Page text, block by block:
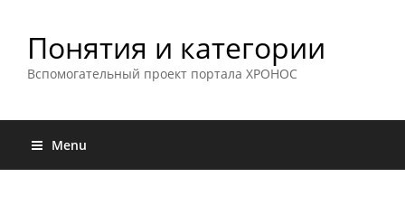
Понятия и категории
Вспомогательный проект портала ХРОНОС
Menu